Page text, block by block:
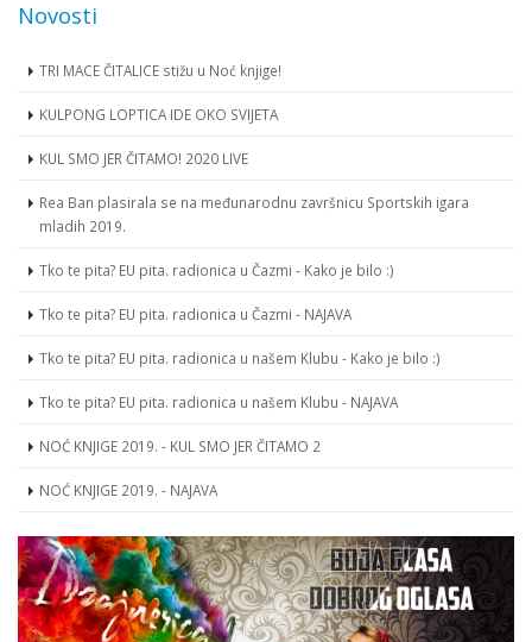
Novosti
TRI MACE ČITALICE stižu u Noć knjige!
KULPONG LOPTICA IDE OKO SVIJETA
KUL SMO JER ČITAMO! 2020 LIVE
Rea Ban plasirala se na međunarodnu završnicu Sportskih igara
mladih 2019.
Tko te pita? EU pita. radionica u Čazmi - Kako je bilo :)
Tko te pita? EU pita. radionica u Čazmi - NAJAVA
Tko te pita? EU pita. radionica u našem Klubu - Kako je bilo :)
Tko te pita? EU pita. radionica u našem Klubu - NAJAVA
NOĆ KNJIGE 2019. - KUL SMO JER ČITAMO 2
NOĆ KNJIGE 2019. - NAJAVA